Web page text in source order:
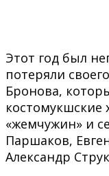
Этот год был
потеряли
Бронова,
костомукшские
«жемчужин» и
Паршаков,
Александр